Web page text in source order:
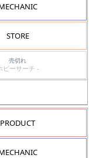
STORE
売切れ
ホビーサーチ -
PRODUCT